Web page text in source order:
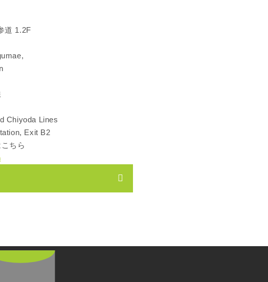
道 1.2F
Chiyoda Lines
Exit B2
ちら